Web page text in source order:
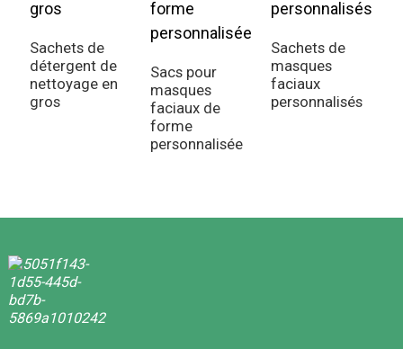
Sachets de
détergent de
nettoyage en
gros
Sacs pour
masques
faciaux de
forme
personnalisée
Sachets de
masques
faciaux
personnalisés